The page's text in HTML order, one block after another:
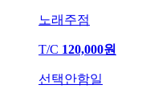
노래주점
T/C 120,000원
선택안함일